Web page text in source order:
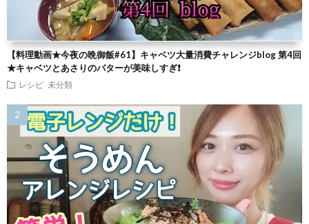
【料理動画★今夜の晩御飯#61】キャベツ大量消費チャレンジblog 第4回
★キャベツとあさりのバターが美味しすぎ❗
レシピ 未分類